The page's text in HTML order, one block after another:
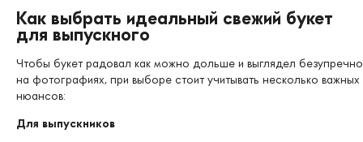
Как выбрать идеальный свежий букет
для выпускного
Чтобы букет радовал как можно дольше и выглядел безупречно
на фотографиях, при выборе стоит учитывать несколько важных
нюансов:
Для выпускников